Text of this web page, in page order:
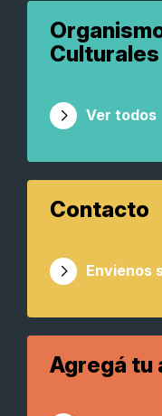
Culturales
Ver todos
Contacto
Envienos
Agregá tu